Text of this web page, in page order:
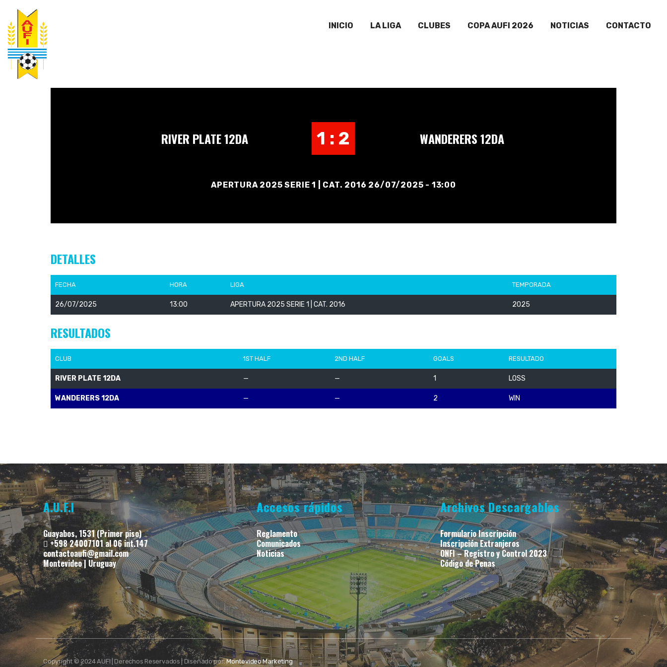
INICIO LA LIGA CLUBES COPA AUFI 2026 NOTICIAS CONTACTO
RIVER PLATE 12DA 1 : 2 WANDERERS 12DA
APERTURA 2025 SERIE 1 | CAT. 2016 26/07/2025 - 13:00
DETALLES
FECHA HORA LIGA TEMPORADA
26/07/2025 13:00 APERTURA 2025 SERIE 1 | CAT. 2016 2025
RESULTADOS
CLUB 1ST HALF 2ND HALF GOALS RESULTADO
RIVER PLATE 12DA — — 1 LOSS
WANDERERS 12DA — — 2 WIN
A.U.F.I
Guayabos, 1531 (Primer piso)
+598 24007101 al 06 int.147
contactoaufi@gmail.com
Montevideo | Uruguay
Accesos rápidos
Reglamento
Comunicados
Noticias
Archivos Descargables
Formulario Inscripción
Inscripción Extranjeros
ONFI – Registro y Control 2023
Código de Penas
Copyright © 2024 AUFI | Derechos Reservados | Diseñado por:Montevideo Marketing